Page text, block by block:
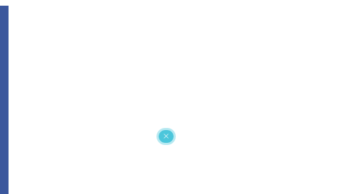
×